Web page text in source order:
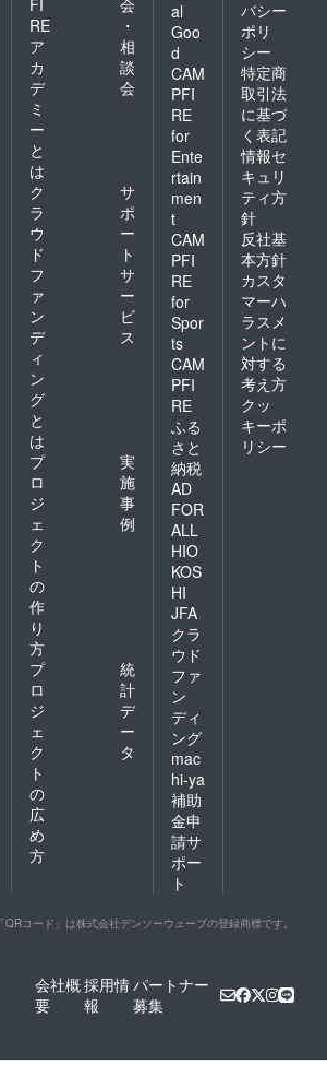
RE
ア
カ
デ
ミ
ー
と
は
・
相
談
会
ク
ラ
ウ
ド
フ
ァ
ン
デ
ィ
ン
グ
と
は
サ
ポ
ー
ト
サ
ー
ビ
ス
プ
ロ
ジ
ェ
ク
ト
の
作
り
方
実
施
事
例
プ
ロ
ジ
ェ
ク
ト
の
広
め
方
統
計
デ
ー
タ
al
Goo
d
CAM
PFI
RE
for
Ente
rtain
men
t
CAM
PFI
RE
for
Spor
ts
CAM
PFI
RE
ふる
さと
納税
AD
FOR
ALL
HIO
KOS
HI
JFA
クラ
ウド
ファ
ン
ディ
ング
mac
hi-ya
補助
金申
請サ
ポー
ト
バシー
ポリ
シー
特定商
取引法
に基づ
く表記
情報セ
キュリ
ティ方
針
反社基
本方針
カスタ
マーハ
ラスメ
ントに
対する
考え方
クッ
キーポ
リシー
「QRコード」は株式会社デンソーウェーブの登録商標です。
会社概
要
採用情
報
パートナー
募集